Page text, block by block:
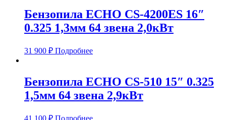
Бензопила ECHO CS-4200ES 16″
0.325 1,3мм 64 звена 2,0кВт
31 900 ₽ Подробнее
Бензопила ECHO CS-510 15″ 0.325
1,5мм 64 звена 2,9кВт
41 100 ₽ Подробнее